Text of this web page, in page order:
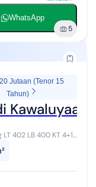
WhatsApp
5
Jutaan (Tenor 15
Tahun)
Kawaluyaan